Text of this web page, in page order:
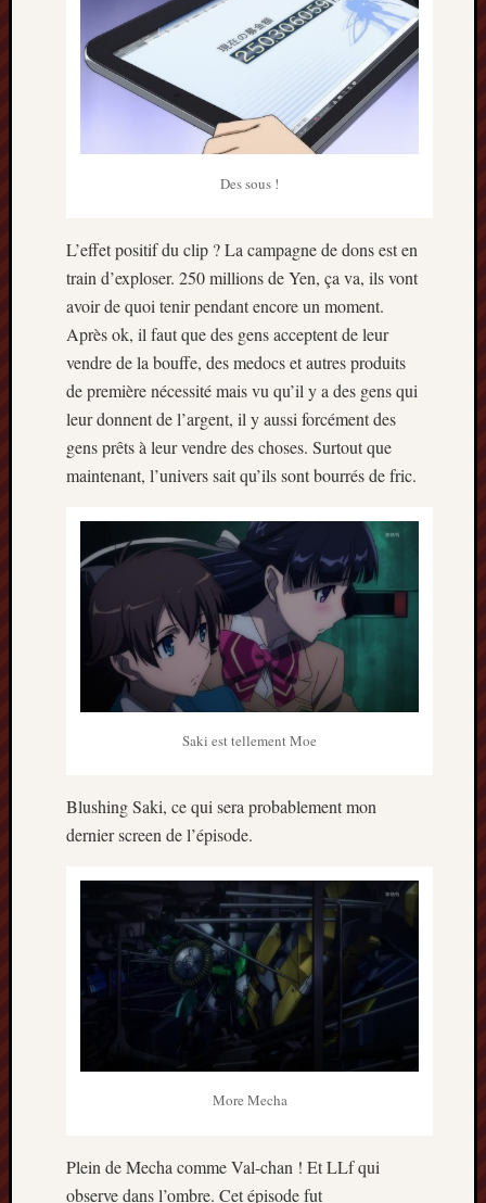
Des sous !
L’effet positif du clip ? La campagne de dons est en
train d’exploser. 250 millions de Yen, ça va, ils vont
avoir de quoi tenir pendant encore un moment.
Après ok, il faut que des gens acceptent de leur
vendre de la bouffe, des medocs et autres produits
de première nécessité mais vu qu’il y a des gens qui
leur donnent de l’argent, il y aussi forcément des
gens prêts à leur vendre des choses. Surtout que
maintenant, l’univers sait qu’ils sont bourrés de fric.
Saki est tellement Moe
Blushing Saki, ce qui sera probablement mon
dernier screen de l’épisode.
More Mecha
Plein de Mecha comme Val-chan ! Et LLf qui
observe dans l’ombre. Cet épisode fut